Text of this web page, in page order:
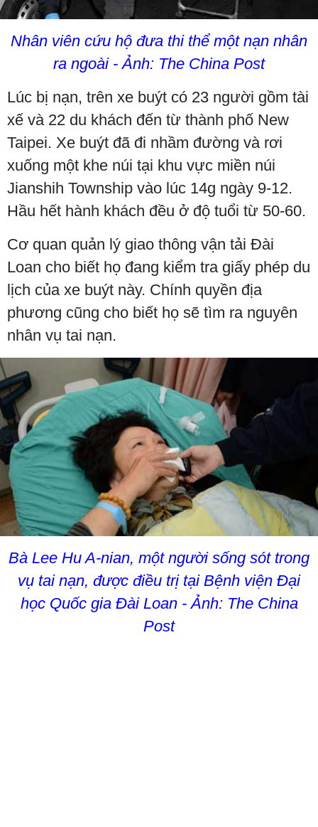
Nhân viên cứu hộ đưa thi thể một nạn nhân
ra ngoài - Ảnh: The China Post
Lúc bị nạn, trên xe buýt có 23 người gồm tài
xế và 22 du khách đến từ thành phố New
Taipei. Xe buýt đã đi nhầm đường và rơi
xuống một khe núi tại khu vực miền núi
Jianshih Township vào lúc 14g ngày 9-12.
Hầu hết hành khách đều ở độ tuổi từ 50-60.
Cơ quan quản lý giao thông vận tải Đài
Loan cho biết họ đang kiểm tra giấy phép du
lịch của xe buýt này. Chính quyền địa
phương cũng cho biết họ sẽ tìm ra nguyên
nhân vụ tai nạn.
Bà Lee Hu A-nian, một người sống sót trong
vụ tai nạn, được điều trị tại Bệnh viện Đại
học Quốc gia Đài Loan - Ảnh: The China
Post